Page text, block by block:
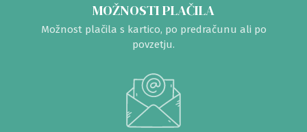
MOŽNOSTI PLAČILA
Možnost plačila s kartico, po predračunu ali po
povzetju.